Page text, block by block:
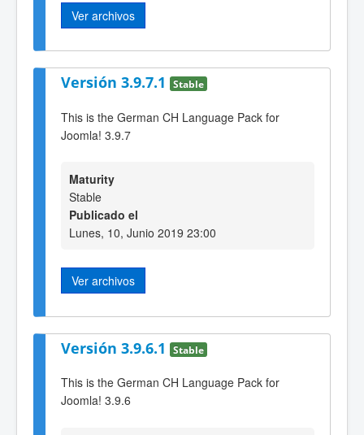
Ver archivos
Versión 3.9.7.1 Stable
This is the German CH Language Pack for
Joomla! 3.9.7
Maturity
Stable
Publicado el
Lunes, 10, Junio 2019 23:00
Ver archivos
Versión 3.9.6.1 Stable
This is the German CH Language Pack for
Joomla! 3.9.6